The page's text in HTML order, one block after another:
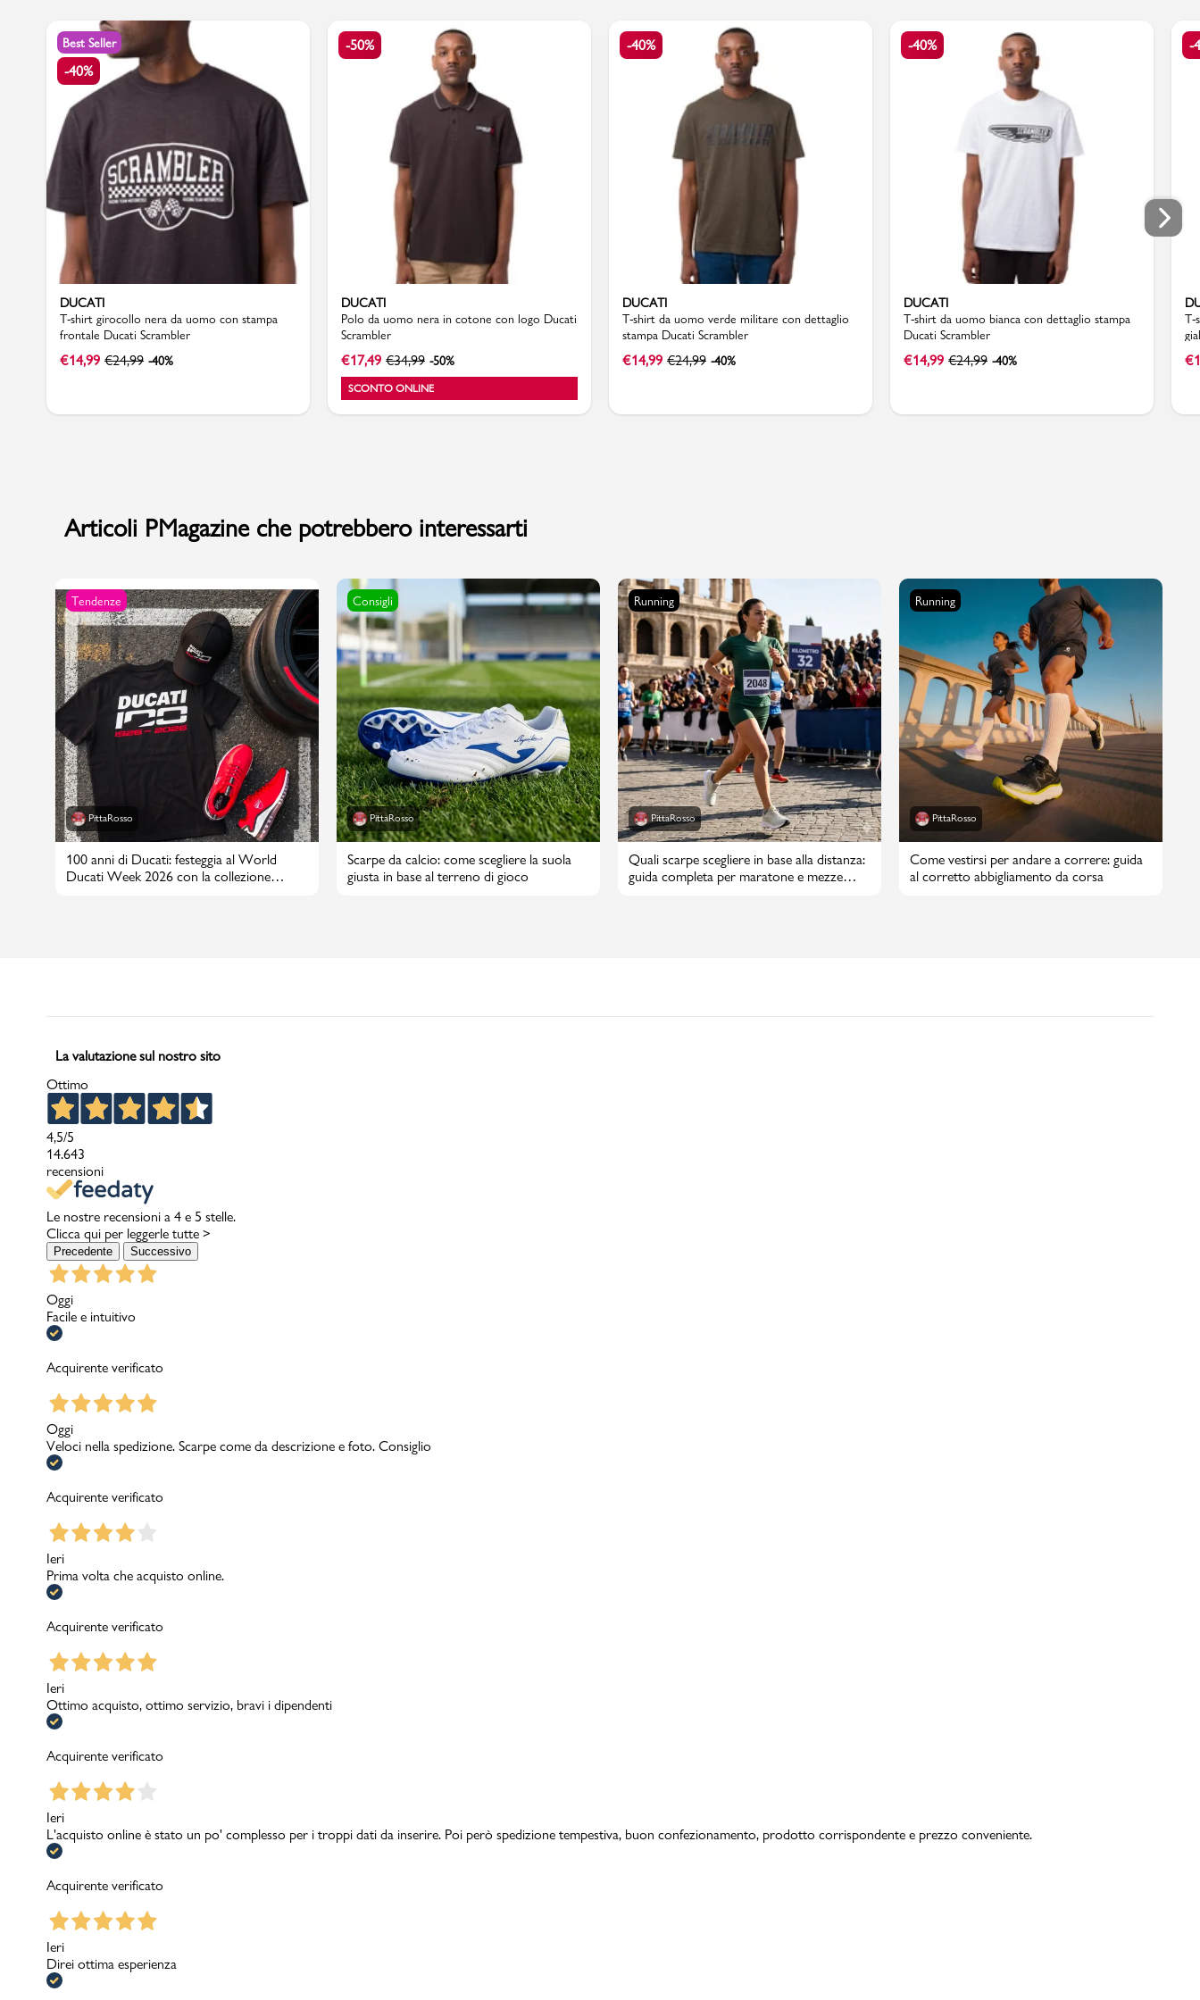
Accedi | Registrati
Promo & News
negozi
contatti
pcard
Gift card
Best Seller
-40%
DUCATI
T-shirt girocollo nera da uomo con stampa
frontale Ducati Scrambler
€14,99 €24,99 -40%
-50%
DUCATI
Polo da uomo nera in cotone con logo Ducati
Scrambler
€17,49 €34,99 -50%
SCONTO ONLINE
-40%
DUCATI
T-shirt da uomo verde militare con dettaglio
stampa Ducati Scrambler
€14,99 €24,99 -40%
-40%
DUCATI
T-shirt da uomo bianca con dettaglio stampa
Ducati Scrambler
€14,99 €24,99 -40%
-
T-
€
Articoli PMagazine che potrebbero interessarti
Tendenze
PittaRosso
100 anni di Ducati: festeggia al World
Ducati Week 2026 con la collezione
Consigli
PittaRosso
Scarpe da calcio: come scegliere la suola
giusta in base al terreno di gioco
Running
PittaRosso
Quali scarpe scegliere in base alla distanza:
guida completa per maratone e mezze
Running
PittaRosso
Come vestirsi per andare a correre: guida
al corretto abbigliamento da corsa
La valutazione sul nostro sito
Ottimo
4,5/5
14.643
recensioni
Le nostre recensioni a 4 e 5 stelle.
Clicca qui per leggerle tutte >
Precedente Successivo
Oggi
Facile e intuitivo
Acquirente verificato
Oggi
Veloci nella spedizione. Scarpe come da descrizione e foto. Consiglio
Acquirente verificato
Ieri
Prima volta che acquisto online.
Acquirente verificato
Ieri
Ottimo acquisto, ottimo servizio, bravi i dipendenti
Acquirente verificato
Ieri
L'acquisto online è stato un po' complesso per i troppi dati da inserire. Poi però spedizione tempestiva, buon confezionamento, prodotto corrispondente e prezzo conveniente.
Acquirente verificato
Ieri
Direi ottima esperienza